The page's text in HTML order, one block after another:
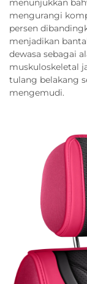
menunjukkan
mengurangi
persen
menjadikan
dewasa sebagai
muskuloskeletal
tulang belakang
mengemudi.